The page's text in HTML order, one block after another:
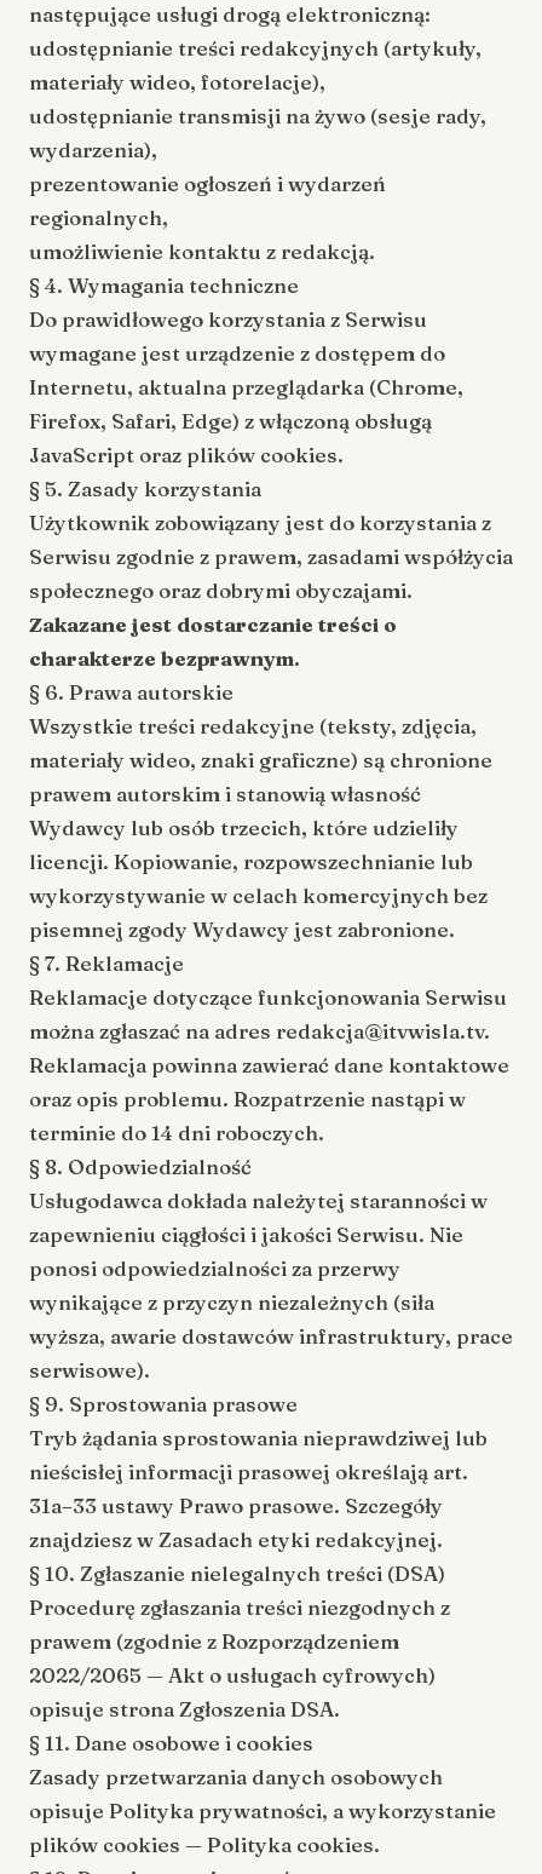
następujące usługi drogą elektroniczną:
udostępnianie treści redakcyjnych (artykuły,
materiały wideo, fotorelacje),
udostępnianie transmisji na żywo (sesje rady,
wydarzenia),
prezentowanie ogłoszeń i wydarzeń
regionalnych,
umożliwienie kontaktu z redakcją.
§ 4. Wymagania techniczne
Do prawidłowego korzystania z Serwisu
wymagane jest urządzenie z dostępem do
Internetu, aktualna przeglądarka (Chrome,
Firefox, Safari, Edge) z włączoną obsługą
JavaScript oraz plików cookies.
§ 5. Zasady korzystania
Użytkownik zobowiązany jest do korzystania z
Serwisu zgodnie z prawem, zasadami współżycia
społecznego oraz dobrymi obyczajami.
Zakazane jest dostarczanie treści o
charakterze bezprawnym.
§ 6. Prawa autorskie
Wszystkie treści redakcyjne (teksty, zdjęcia,
materiały wideo, znaki graficzne) są chronione
prawem autorskim i stanowią własność
Wydawcy lub osób trzecich, które udzieliły
licencji. Kopiowanie, rozpowszechnianie lub
wykorzystywanie w celach komercyjnych bez
pisemnej zgody Wydawcy jest zabronione.
§ 7. Reklamacje
Reklamacje dotyczące funkcjonowania Serwisu
można zgłaszać na adres redakcja@itvwisla.tv.
Reklamacja powinna zawierać dane kontaktowe
oraz opis problemu. Rozpatrzenie nastąpi w
terminie do 14 dni roboczych.
§ 8. Odpowiedzialność
Usługodawca dokłada należytej staranności w
zapewnieniu ciągłości i jakości Serwisu. Nie
ponosi odpowiedzialności za przerwy
wynikające z przyczyn niezależnych (siła
wyższa, awarie dostawców infrastruktury, prace
serwisowe).
§ 9. Sprostowania prasowe
Tryb żądania sprostowania nieprawdziwej lub
nieścisłej informacji prasowej określają art.
31a–33 ustawy Prawo prasowe. Szczegóły
znajdziesz w Zasadach etyki redakcyjnej.
§ 10. Zgłaszanie nielegalnych treści (DSA)
Procedurę zgłaszania treści niezgodnych z
prawem (zgodnie z Rozporządzeniem
2022/2065 — Akt o usługach cyfrowych)
opisuje strona Zgłoszenia DSA.
§ 11. Dane osobowe i cookies
Zasady przetwarzania danych osobowych
opisuje Polityka prywatności, a wykorzystanie
plików cookies — Polityka cookies.